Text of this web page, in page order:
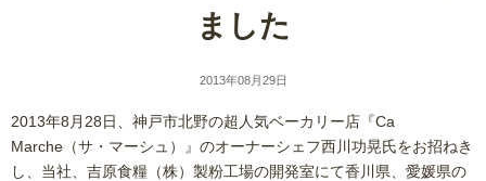
ました
2013年08月29日
2013年8月28日、神戸市北野の超人気ベーカリー店『Ca
Marche（サ・マーシュ）』のオーナーシェフ西川功晃氏をお招ねき
し、当社、吉原食糧（株）製粉工場の開発室にて香川県、愛媛県の